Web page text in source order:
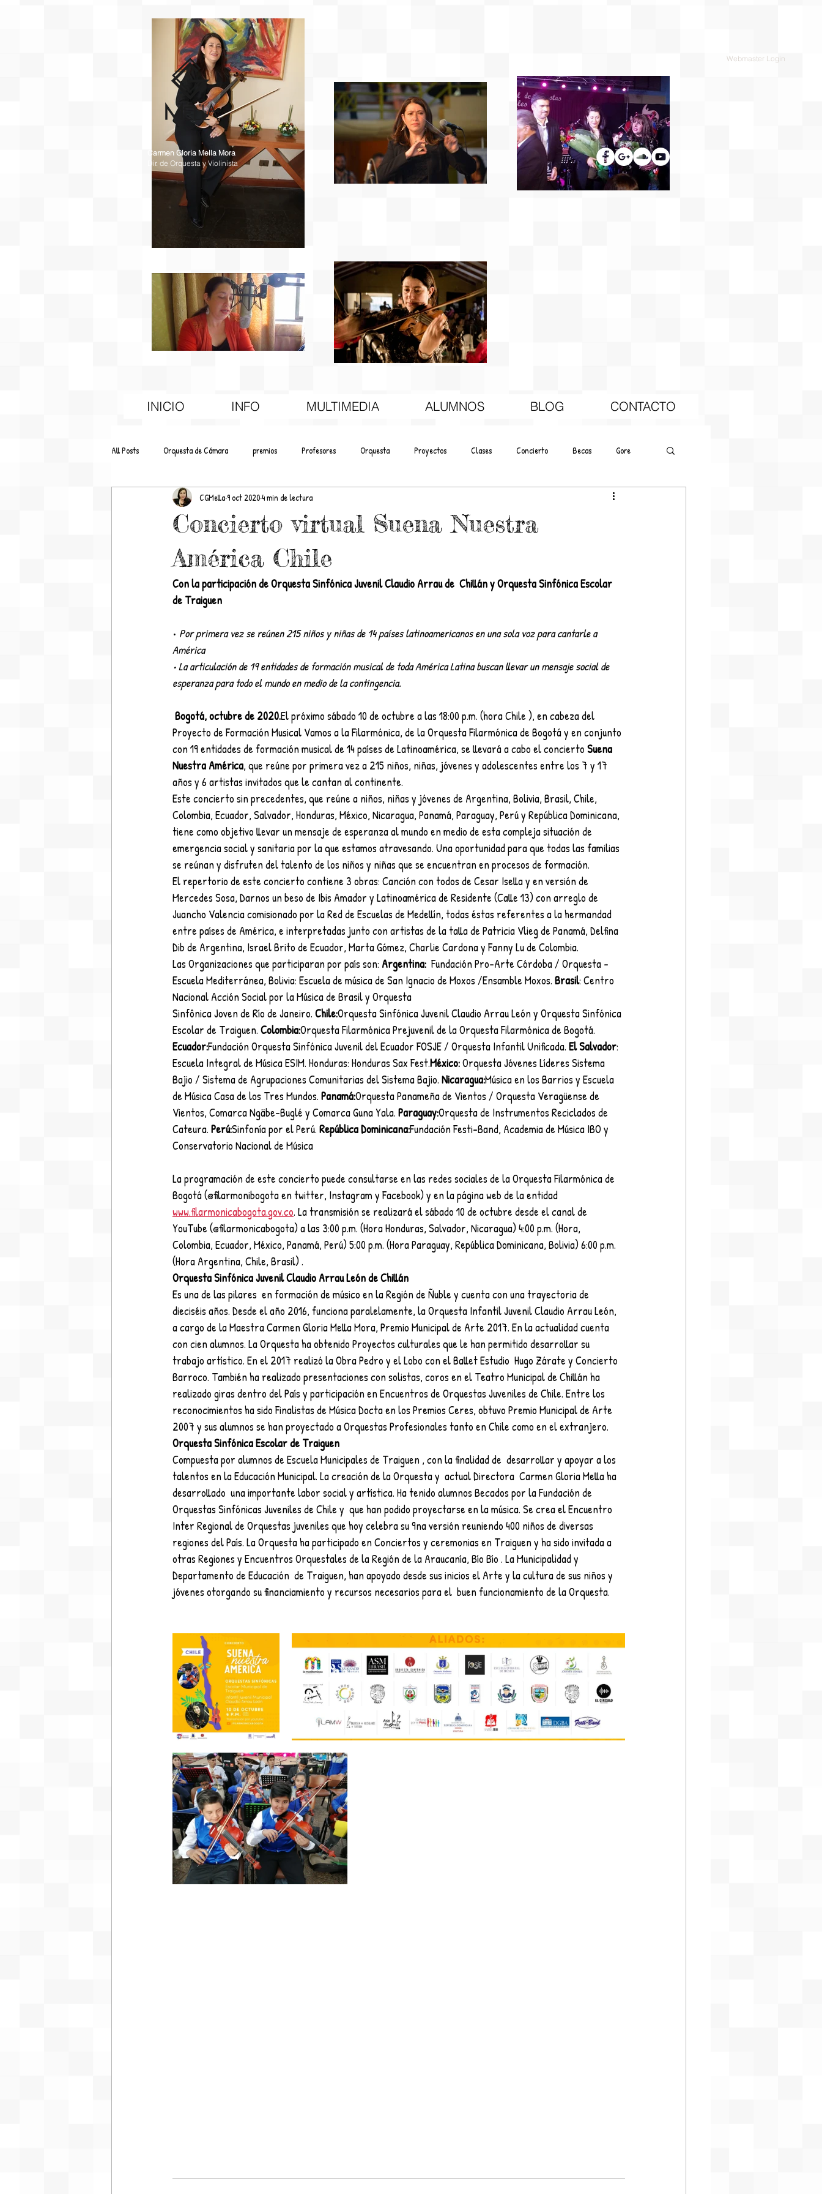
Carmen Gloria Mella Mora
Dir. de Orquesta y Violinista
Webmaster Login
INICIO INFO MULTIMEDIA ALUMNOS BLOG CONTACTO
All Posts Orquesta de Cámara premios Profesores Orquesta Proyectos Clases Concierto Becas Gore
Difusión
Concierto virtual Suena Nuestra
América Chile
CGMella 9 oct 20204 min de lectura
Con la participación de Orquesta Sinfónica Juvenil Claudio Arrau de Chillán y Orquesta Sinfónica Escolar
de Traiguen
• Por primera vez se reúnen 215 niños y niñas de 14 países latinoamericanos en una sola voz para cantarle a
América
• La articulación de 19 entidades de formación musical de toda América Latina buscan llevar un mensaje social de
esperanza para todo el mundo en medio de la contingencia.
Bogotá, octubre de 2020.El próximo sábado 10 de octubre a las 18:00 p.m. (hora Chile ), en cabeza del
Proyecto de Formación Musical Vamos a la Filarmónica, de la Orquesta Filarmónica de Bogotá y en conjunto
con 19 entidades de formación musical de 14 países de Latinoamérica, se llevará a cabo el concierto Suena
Nuestra América, que reúne por primera vez a 215 niños, niñas, jóvenes y adolescentes entre los 7 y 17
años y 6 artistas invitados que le cantan al continente.
Este concierto sin precedentes, que reúne a niños, niñas y jóvenes de Argentina, Bolivia, Brasil, Chile,
Colombia, Ecuador, Salvador, Honduras, México, Nicaragua, Panamá, Paraguay, Perú y República Dominicana,
tiene como objetivo llevar un mensaje de esperanza al mundo en medio de esta compleja situación de
emergencia social y sanitaria por la que estamos atravesando. Una oportunidad para que todas las familias
se reúnan y disfruten del talento de los niños y niñas que se encuentran en procesos de formación.
El repertorio de este concierto contiene 3 obras: Canción con todos de Cesar Isella y en versión de
Mercedes Sosa, Darnos un beso de Ibis Amador y Latinoamérica de Residente (Calle 13) con arreglo de
Juancho Valencia comisionado por la Red de Escuelas de Medellín, todas éstas referentes a la hermandad
entre países de América, e interpretadas junto con artistas de la talla de Patricia Vlieg de Panamá, Delfina
Dib de Argentina, Israel Brito de Ecuador, Marta Gómez, Charlie Cardona y Fanny Lu de Colombia.
Las Organizaciones que participaran por país son: Argentina:
  Fundación Pro-Arte Córdoba / Orquesta -
Escuela Mediterránea, Bolivia: Escuela de música de San Ignacio de Moxos /Ensamble Moxos. Brasil: Centro
Nacional Acción Social por la Música de Brasil y Orquesta
Sinfônica Joven de Río de Janeiro. Chile:Orquesta Sinfónica Juvenil Claudio Arrau León y Orquesta Sinfónica
Escolar de Traiguen. Colombia:Orquesta Filarmónica Prejuvenil de la Orquesta Filarmónica de Bogotá.
Ecuador:Fundación Orquesta Sinfónica Juvenil del Ecuador FOSJE / Orquesta Infantil Unificada. El Salvador:
Escuela Integral de Música ESIM. Honduras: Honduras Sax Fest.México: Orquesta Jóvenes Líderes Sistema
Bajio / Sistema de Agrupaciones Comunitarias del Sistema Bajio. Nicaragua:Música en los Barrios y Escuela
de Música Casa de los Tres Mundos. Panamá:Orquesta Panameña de Vientos / Orquesta Veragüense de
Vientos, Comarca Ngäbe-Buglé y Comarca Guna Yala. Paraguay:Orquesta de Instrumentos Reciclados de
Cateura. Perú:Sinfonía por el Perú. República Dominicana:Fundación Festi-Band, Academia de Música IBO y
Conservatorio Nacional de Música
La programación de este concierto puede consultarse en las redes sociales de la Orquesta Filarmónica de
Bogotá (@filarmonibogota en twitter, Instagram y Facebook) y en la página web de la entidad
www.filarmonicabogota.gov.co. La transmisión se realizará el sábado 10 de octubre desde el canal de
YouTube (@filarmonicabogota) a las 3:00 p.m. (Hora Honduras, Salvador, Nicaragua) 4:00 p.m. (Hora,
Colombia, Ecuador, México, Panamá, Perú) 5:00 p.m. (Hora Paraguay, República Dominicana, Bolivia) 6:00 p.m.
(Hora Argentina, Chile, Brasil) .
Orquesta Sinfónica Juvenil Claudio Arrau León de Chillán
Es una de las pilares  en formación de músico en la Región de Ñuble y cuenta con una trayectoria de
dieciséis años. Desde el año 2016, funciona paralelamente, la Orquesta Infantil Juvenil Claudio Arrau León,
a cargo de la Maestra Carmen Gloria Mella Mora, Premio Municipal de Arte 2017. En la actualidad cuenta
con cien alumnos. La Orquesta ha obtenido Proyectos culturales que le han permitido desarrollar su
trabajo artístico. En el 2017 realizó la Obra Pedro y el Lobo con el Ballet Estudio  Hugo Zárate y Concierto
Barroco. También ha realizado presentaciones con solistas, coros en el Teatro Municipal de Chillán ha
realizado giras dentro del País y participación en Encuentros de Orquestas Juveniles de Chile. Entre los
reconocimientos ha sido Finalistas de Música Docta en los Premios Ceres, obtuvo Premio Municipal de Arte
2007 y sus alumnos se han proyectado a Orquestas Profesionales tanto en Chile como en el extranjero.
Orquesta Sinfónica Escolar de Traiguen
Compuesta por alumnos de Escuela Municipales de Traiguen , con la finalidad de  desarrollar y apoyar a los
talentos en la Educación Municipal. La creación de la Orquesta y  actual Directora  Carmen Gloria Mella ha
desarrollado  una importante labor social y artística. Ha tenido alumnos Becados por la Fundación de
Orquestas Sinfónicas Juveniles de Chile y  que han podido proyectarse en la música. Se crea el Encuentro
Inter Regional de Orquestas juveniles que hoy celebra su 9na versión reuniendo 400 niños de diversas
regiones del País. La Orquesta ha participado en Conciertos y ceremonias en Traiguen y ha sido invitada a
otras Regiones y Encuentros Orquestales de la Región de la Araucanía, Bío Bío . La Municipalidad y
Departamento de Educación  de Traiguen, han apoyado desde sus inicios el Arte y la cultura de sus niños y
jóvenes otorgando su financiamiento y recursos necesarios para el  buen funcionamiento de la Orquesta.